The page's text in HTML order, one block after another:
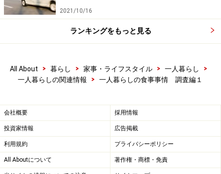
2021/10/16
ランキングをもっと見る
All About > 暮らし > 家事・ライフスタイル > 一人暮らし
>
一人暮らしの関連情報
> 一人暮らしの食事事情 調査編１
会社概要 採用情報
投資家情報 広告掲載
利用規約 プライバシーポリシー
All Aboutについて 著作権・商標・免責